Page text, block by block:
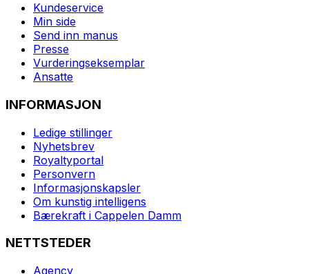
Kundeservice
Min side
Send inn manus
Presse
Vurderingseksemplar
Ansatte
INFORMASJON
Ledige stillinger
Nyhetsbrev
Royaltyportal
Personvern
Informasjonskapsler
Om kunstig intelligens
Bærekraft i Cappelen Damm
NETTSTEDER
Agency